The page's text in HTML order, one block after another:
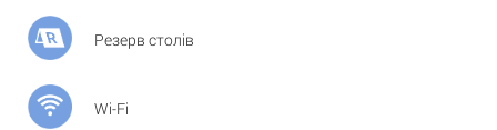
Резерв столів
Wi-Fi